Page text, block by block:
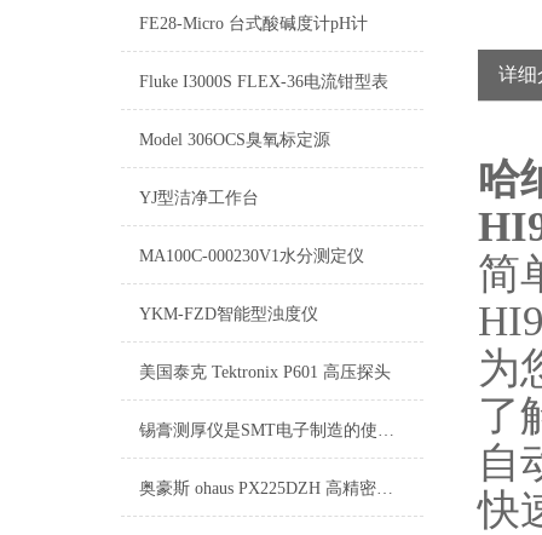
FE28-Micro 台式酸碱度计pH计
Fluke I3000S FLEX-36电流钳型表
Model 306OCS臭氧标定源
YJ型洁净工作台
MA100C-000230V1水分测定仪
YKM-FZD智能型浊度仪
美国泰克 Tektronix P601 高压探头
锡膏测厚仪是SMT电子制造的使用工具
奥豪斯 ohaus PX225DZH 高精密电子天平
详细
哈
简
为
了
自
快